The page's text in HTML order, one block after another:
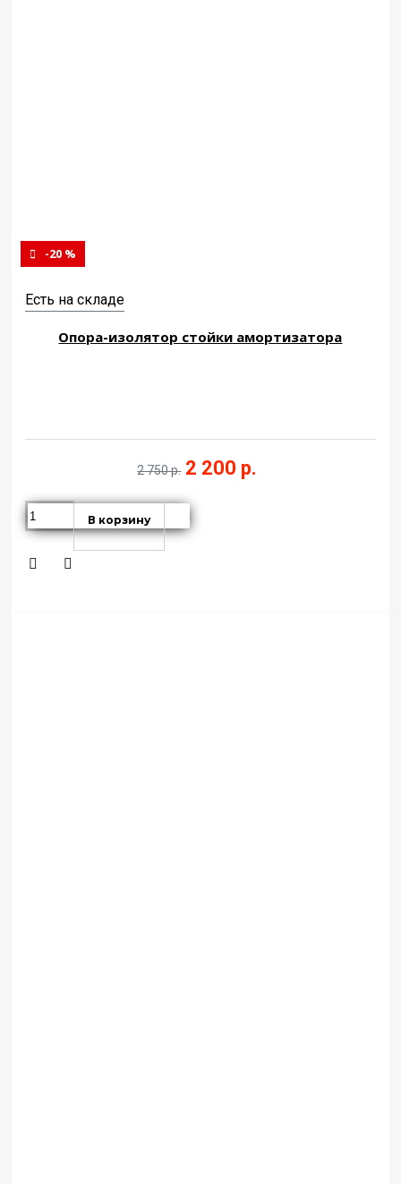
-20 %
Есть на складе
Опора-изолятор стойки амортизатора
2 750 р. 2 200 р.
В корзину